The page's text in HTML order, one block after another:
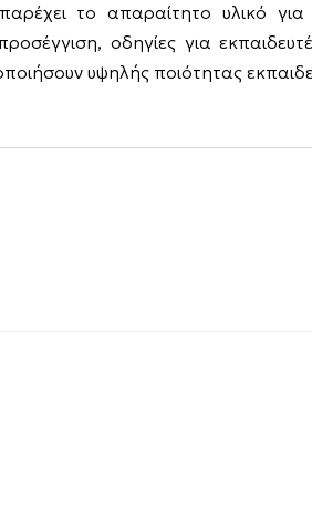
το απαραίτητο υλικό
οδηγίες για
υψηλής ποιότητας